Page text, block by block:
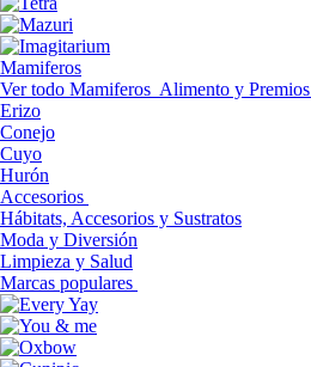
Mamiferos
Ver todo Mamiferos Alimento y Premios
Erizo
Conejo
Cuyo
Hurón
Accesorios
Hábitats, Accesorios y Sustratos
Moda y Diversión
Limpieza y Salud
Marcas populares